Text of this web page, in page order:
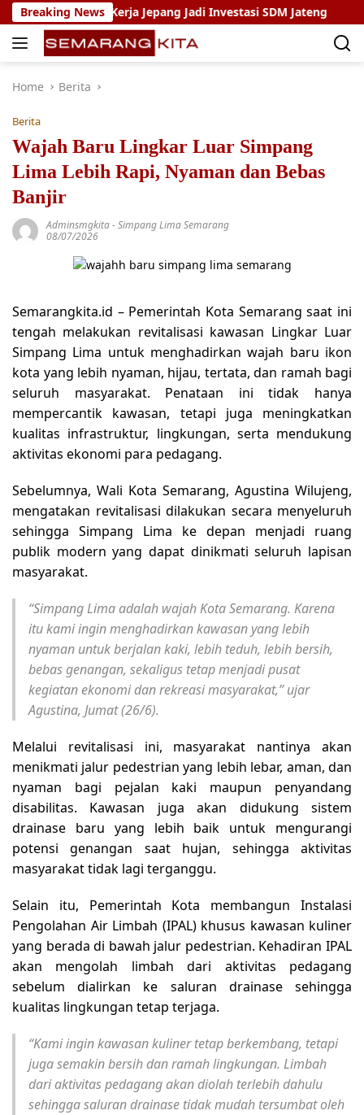
Skip
to
content
Breaking News
Magang Kerja Jepang Jadi Investasi SDM Jateng
Home Berita
Berita
Wajah Baru Lingkar Luar Simpang
Lima Lebih Rapi, Nyaman dan Bebas
Banjir
Adminsmgkita-Simpang Lima Semarang
08/07/2026
Semarangkita.id – Pemerintah Kota Semarang saat ini
tengah melakukan revitalisasi kawasan Lingkar Luar
Simpang Lima untuk menghadirkan wajah baru ikon
kota yang lebih nyaman, hijau, tertata, dan ramah bagi
seluruh masyarakat. Penataan ini tidak hanya
mempercantik kawasan, tetapi juga meningkatkan
kualitas infrastruktur, lingkungan, serta mendukung
aktivitas ekonomi para pedagang.
Sebelumnya, Wali Kota Semarang, Agustina Wilujeng,
mengatakan revitalisasi dilakukan secara menyeluruh
sehingga Simpang Lima ke depan menjadi ruang
publik modern yang dapat dinikmati seluruh lapisan
masyarakat.
“Simpang Lima adalah wajah Kota Semarang. Karena
itu kami ingin menghadirkan kawasan yang lebih
nyaman untuk berjalan kaki, lebih teduh, lebih bersih,
bebas genangan, sekaligus tetap menjadi pusat
kegiatan ekonomi dan rekreasi masyarakat,” ujar
Agustina, Jumat (26/6).
Melalui revitalisasi ini, masyarakat nantinya akan
menikmati jalur pedestrian yang lebih lebar, aman, dan
nyaman bagi pejalan kaki maupun penyandang
disabilitas. Kawasan juga akan didukung sistem
drainase baru yang lebih baik untuk mengurangi
potensi genangan saat hujan, sehingga aktivitas
masyarakat tidak lagi terganggu.
Selain itu, Pemerintah Kota membangun Instalasi
Pengolahan Air Limbah (IPAL) khusus kawasan kuliner
yang berada di bawah jalur pedestrian. Kehadiran IPAL
akan mengolah limbah dari aktivitas pedagang
sebelum dialirkan ke saluran drainase sehingga
kualitas lingkungan tetap terjaga.
“Kami ingin kawasan kuliner tetap berkembang, tetapi
juga semakin bersih dan ramah lingkungan. Limbah
dari aktivitas pedagang akan diolah terlebih dahulu
sehingga saluran drainase tidak mudah tersumbat oleh